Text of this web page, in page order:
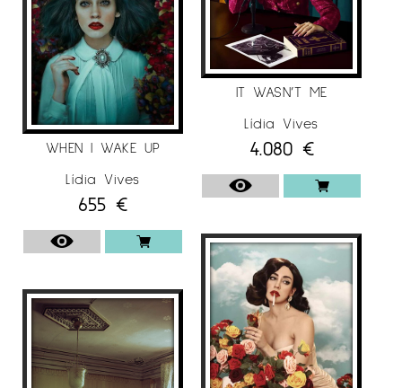
WHEN I WAKE UP
Lídia Vives
655 €
IT WASN’T ME
Lídia Vives
4.080 €